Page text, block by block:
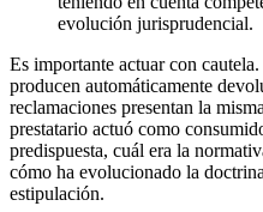
evolución jurisprudencial.
Es importante actuar con
producen automáticamente
reclamaciones presentan la
prestatario actuó como
predispuesta, cuál era la
cómo ha evolucionado la
estipulación.